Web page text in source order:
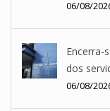
06/08/
Encerra-
dos
06/08/